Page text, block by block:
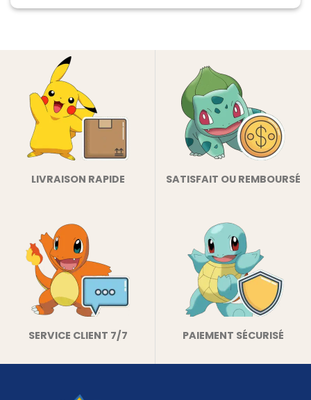
LIVRAISON RAPIDE SATISFAIT OU REMBOURSÉ
SERVICE CLIENT 7/7 PAIEMENT SÉCURISÉ